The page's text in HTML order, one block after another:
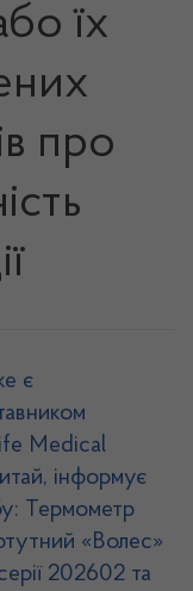
їх
про
є
Medical
інформує
Термометр
«Волес»
202602 та